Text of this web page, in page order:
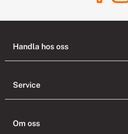
Handla hos oss
Service
Om oss